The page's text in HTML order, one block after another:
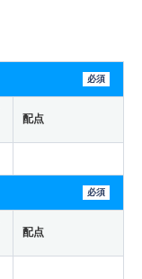
必須
配点
必須
配点